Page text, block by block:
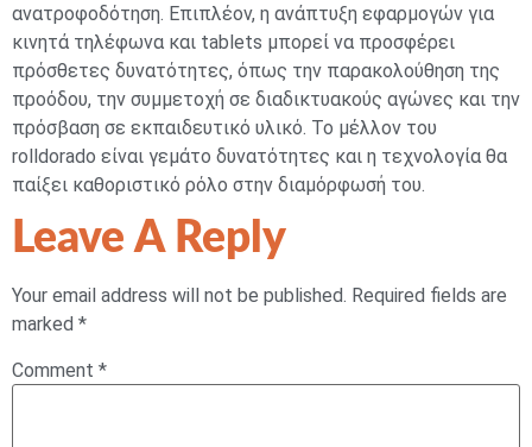
ανατροφοδότηση. Επιπλέον, η ανάπτυξη εφαρμογών για
κινητά τηλέφωνα και tablets μπορεί να προσφέρει
πρόσθετες δυνατότητες, όπως την παρακολούθηση της
προόδου, την συμμετοχή σε διαδικτυακούς αγώνες και την
πρόσβαση σε εκπαιδευτικό υλικό. Το μέλλον του
rolldorado είναι γεμάτο δυνατότητες και η τεχνολογία θα
παίξει καθοριστικό ρόλο στην διαμόρφωσή του.
Leave A Reply
Your email address will not be published. Required fields are
marked *
Comment *